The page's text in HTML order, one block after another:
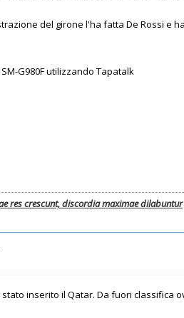
del girone l'ha fatta De Rossi e
G980F utilizzando Tapatalk
res crescunt, discordia maximae dilabuntur
stato inserito il Qatar. Da fuori classifica